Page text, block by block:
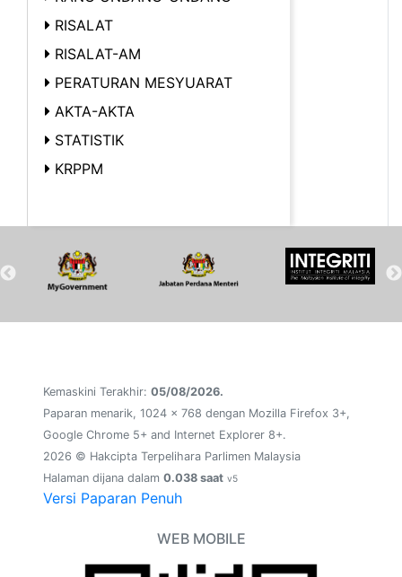
RISALAT
RISALAT-AM
PERATURAN MESYUARAT
AKTA-AKTA
STATISTIK
KRPPM
Kemaskini Terakhir: 05/08/2026.
Paparan menarik, 1024 x 768 dengan Mozilla Firefox 3+,
Google Chrome 5+ and Internet Explorer 8+.
2026 © Hakcipta Terpelihara Parlimen Malaysia
Halaman dijana dalam 0.038 saat v5
Versi Paparan Penuh
WEB MOBILE